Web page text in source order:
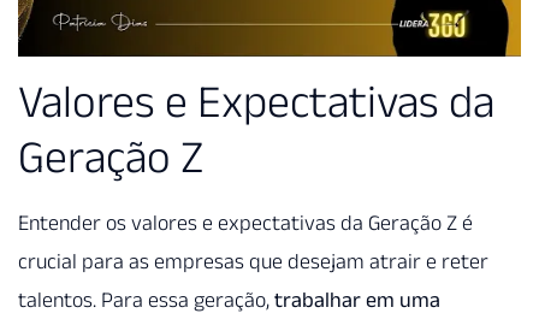
Valores e Expectativas da
Geração Z
Entender os valores e expectativas da Geração Z é
crucial para as empresas que desejam atrair e reter
talentos. Para essa geração, trabalhar em uma